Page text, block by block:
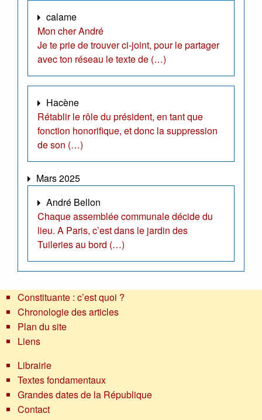
calame
Mon cher André
Je te prie de trouver ci-joint, pour le partager
avec ton réseau le texte de (…)
Hacène
Rétablir le rôle du président, en tant que
fonction honorifique, et donc la suppression
de son (…)
Mars 2025
André Bellon
Chaque assemblée communale décide du
lieu. A Paris, c’est dans le jardin des
Tuileries au bord (…)
Constituante : c’est quoi ?
Chronologie des articles
Plan du site
Liens
Librairie
Textes fondamentaux
Grandes dates de la République
Contact